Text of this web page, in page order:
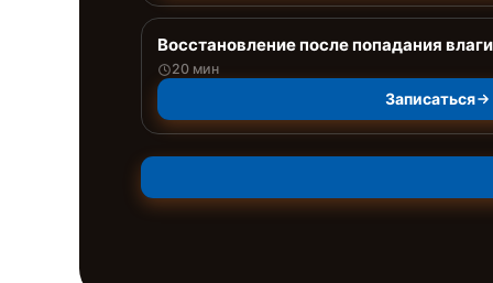
Восстановление после попадания влаги
20 мин
Записаться